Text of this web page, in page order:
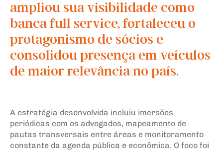
ampliou sua visibilidade como
banca full service, fortaleceu o
protagonismo de sócios e
consolidou presença em veículos
de maior relevância no país.
A estratégia desenvolvida incluiu imersões
periódicas com os advogados, mapeamento de
pautas transversais entre áreas e monitoramento
constante da agenda pública e econômica. O foco foi